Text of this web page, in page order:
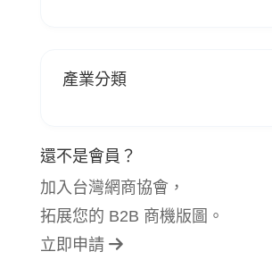
產業分類
還不是會員？
加入台灣網商協會，
拓展您的 B2B 商機版圖。
立即申請